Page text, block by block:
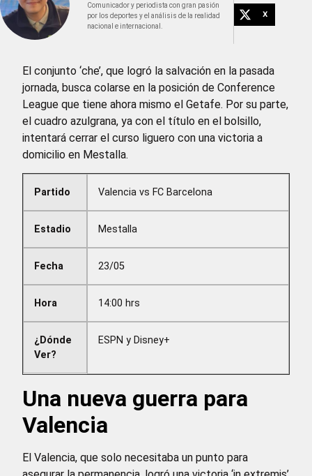
Comunicador y periodista con gran pasión
por los deportes y el análisis de la realidad
nacional e internacional.
X
El conjunto ‘che’, que logró la salvación en la pasada
jornada, busca colarse en la posición de Conference
League que tiene ahora mismo el Getafe. Por su parte,
el cuadro azulgrana, ya con el título en el bolsillo,
intentará cerrar el curso liguero con una victoria a
domicilio en Mestalla.
Partido
Estadio
Fecha
Hora
¿Dónde
Ver?
Valencia vs FC Barcelona
Mestalla
23/05
14:00 hrs
ESPN y Disney+
Una nueva guerra para
Valencia
El Valencia, que solo necesitaba un punto para